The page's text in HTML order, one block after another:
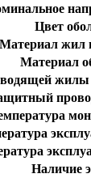
Цвет
Материал жил
Материал
жилы
Наличие